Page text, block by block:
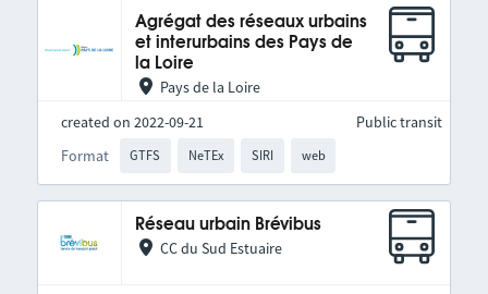
Agrégat des réseaux urbains
et interurbains des Pays de
la Loire
Pays de la Loire
created on 2022-09-21
Format
GTFS NeTEx SIRI web
Public transit
Réseau urbain Brévibus
CC du Sud Estuaire